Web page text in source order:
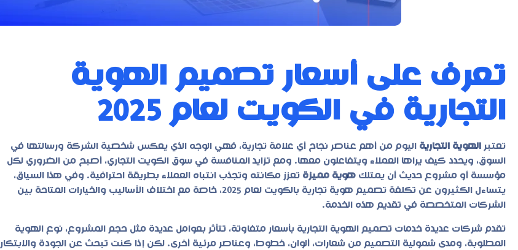
تعرف على أسعار تصميم الهوية
التجارية في الكويت لعام 2025
تعتبر الهوية التجارية اليوم من أهم عناصر نجاح أي علامة تجارية، فهي الوجه الذي يعكس شخصية الشركة ورسالتها في
السوق، ويحدد كيف يراها العملاء ويتفاعلون معها. ومع تزايد المنافسة في سوق الكويت التجاري، أصبح من الضروري لكل
مؤسسة أو مشروع حديث أن يمتلك هوية مميزة تعزز مكانته وتجذب انتباه العملاء بطريقة احترافية. وفي هذا السياق،
يتساءل الكثيرون عن تكلفة تصميم هوية تجارية بالكويت
لعام 2025، خاصة مع اختلاف الأساليب والخيارات المتاحة بين
الشركات المتخصصة في تقديم هذه الخدمة.
تقدم شركات عديدة خدمات تصميم الهوية التجارية بأسعار متفاوتة، تتأثر بعوامل عديدة مثل حجم المشروع، نوع الهوية
المطلوبة، ومدى شمولية التصميم من شعارات، ألوان، خطوط، وعناصر مرئية أخرى. لكن إذا كنت تبحث عن الجودة والابتكار